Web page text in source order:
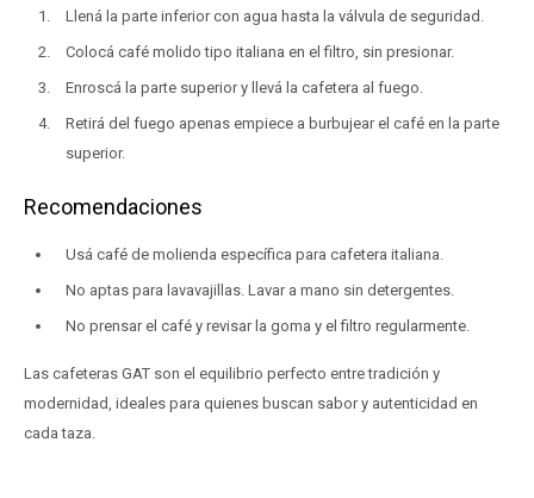
Llená la parte inferior con agua hasta la válvula de seguridad.
Colocá café molido tipo italiana en el filtro, sin presionar.
Enroscá la parte superior y llevá la cafetera al fuego.
Retirá del fuego apenas empiece a burbujear el café en la parte
superior.
Recomendaciones
Usá café de molienda específica para cafetera italiana.
No aptas para lavavajillas. Lavar a mano sin detergentes.
No prensar el café y revisar la goma y el filtro regularmente.
Las cafeteras GAT son el equilibrio perfecto entre tradición y
modernidad, ideales para quienes buscan sabor y autenticidad en
cada taza.